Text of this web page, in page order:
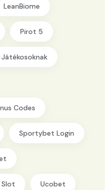
LeanBiome
Pirot 5
Codes
Sportybet Login
Slot Ucobet